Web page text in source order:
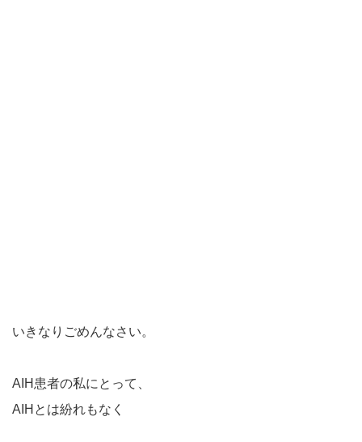
いきなりごめんなさい。
AIH患者の私にとって、
AIHとは紛れもなく